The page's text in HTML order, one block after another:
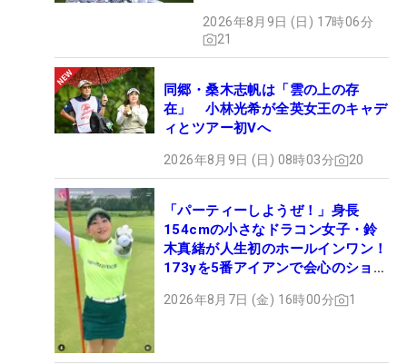
2026年8月9日 (日) 17時06分
21
同郷・桑木志帆は「雲の上の存
在」 小林光希が全英女王のキャデ
ィとツアー初Vへ
2026年8月9日 (日) 08時03分 20
「パーティーしようぜ！」身長
154cmの小さなドラコン女子・鈴
木真緒が人生初のホールインワン！
173yを5番アイアンで会心のショッ
2026年8月7日 (金) 16時00分 1